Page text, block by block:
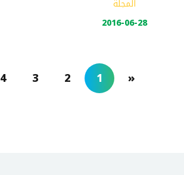
المجلة
2016-06-28
«
1
2
3
4